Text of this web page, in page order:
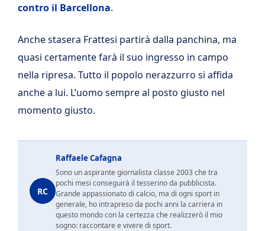
contro il Barcellona.
Anche stasera Frattesi partirà dalla panchina, ma
quasi certamente farà il suo ingresso in campo
nella ripresa. Tutto il popolo nerazzurro si affida
anche a lui. L’uomo sempre al posto giusto nel
momento giusto.
RC
Raffaele Cafagna
Sono un aspirante giornalista classe 2003 che tra
pochi mesi conseguirà il tesserino da pubblicista.
Grande appassionato di calcio, ma di ogni sport in
generale, ho intrapreso da pochi anni la carriera in
questo mondo con la certezza che realizzerò il mio
sogno: raccontare e vivere di sport.